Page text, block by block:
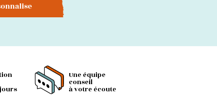
Une équipe
conseil
à votre écoute